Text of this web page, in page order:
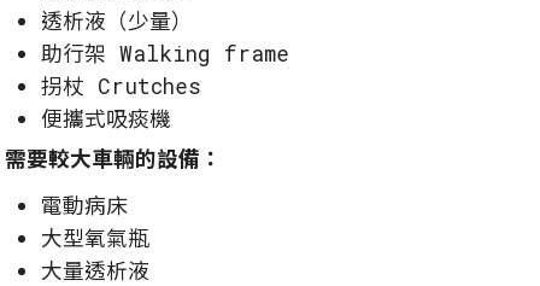
透析液（少量）
助行架 Walking frame
拐杖 Crutches
便攜式吸痰機
需要較大車輛的設備：
電動病床
大型氧氣瓶
大量透析液